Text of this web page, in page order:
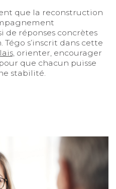
que la reconstruction
de réponses concrètes
s’inscrit dans cette
orienter, encourager
que chacun puisse
stabilité.